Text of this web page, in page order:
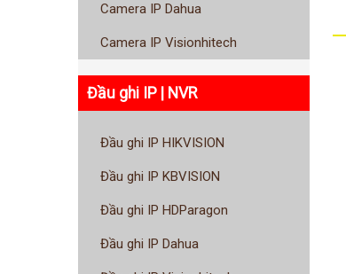
Camera IP Dahua
Camera IP Visionhitech
Đầu ghi IP | NVR
Đầu ghi IP HIKVISION
Đầu ghi IP KBVISION
Đầu ghi IP HDParagon
Đầu ghi IP Dahua